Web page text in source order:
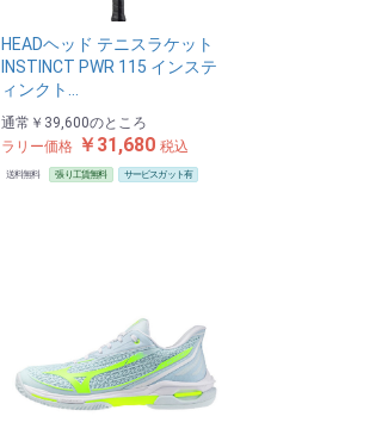
HEADヘッド テニスラケット
INSTINCT PWR 115 インステ
ィンクト…
通常 ￥39,600のところ
ラリー価格￥31,680 税込
送料無料 張り工賃無料 サービスガット有